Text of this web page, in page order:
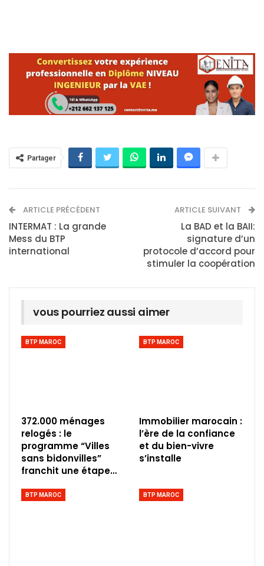
Partager
ARTICLE PRÉCÉDENT
INTERMAT : La grande
Mess du BTP
international
ARTICLE SUIVANT
La BAD et la BAII:
signature d’un
protocole d’accord pour
stimuler la coopération
vous pourriez aussi aimer
BTP MAROC
372.000 ménages
relogés : le
programme “Villes
sans bidonvilles”
franchit une étape…
BTP MAROC
Immobilier marocain :
l’ère de la confiance
et du bien-vivre
s’installe
BTP MAROC BTP MAROC